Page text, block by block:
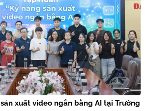
xuất video ngắn bằng AI tại Trường